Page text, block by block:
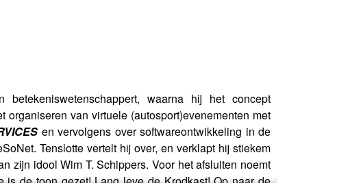
waarna hĳ het concept
organiseren van virtuele (autosport)evenementen met
en vervolgens over softwareontwikkeling in de
Tenslotte vertelt hĳ over, en verklapt hĳ stiekem
zĳn idool Wim T. Schippers. Voor het afsluiten noemt
is de toon gezet! Lang leve de Krodkast! Op naar de